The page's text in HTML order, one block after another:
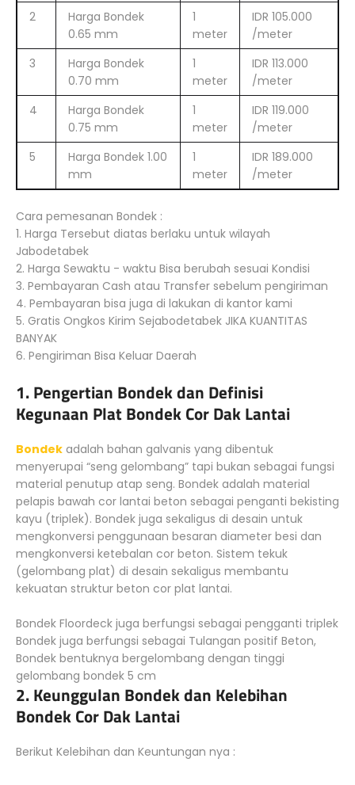
2
Harga Bondek
0.65 mm
1
meter
IDR 105.000
/meter
3
Harga Bondek
0.70 mm
1
meter
IDR 113.000
/meter
4
Harga Bondek
0.75 mm
1
meter
IDR 119.000
/meter
5
Harga Bondek 1.00
mm
1
meter
IDR 189.000
/meter
Cara pemesanan Bondek :
1. Harga Tersebut diatas berlaku untuk wilayah
Jabodetabek
2. Harga Sewaktu - waktu Bisa berubah sesuai Kondisi
3. Pembayaran Cash atau Transfer sebelum pengiriman
4. Pembayaran bisa juga di lakukan di kantor kami
5. Gratis Ongkos Kirim Sejabodetabek JIKA KUANTITAS
BANYAK
6. Pengiriman Bisa Keluar Daerah
1. Pengertian Bondek dan Definisi
Kegunaan Plat Bondek Cor Dak Lantai
Bondek adalah bahan galvanis yang dibentuk
menyerupai “seng gelombang” tapi bukan sebagai fungsi
material penutup atap seng. Bondek adalah material
pelapis bawah cor lantai beton sebagai penganti bekisting
kayu (triplek). Bondek juga sekaligus di desain untuk
mengkonversi penggunaan besaran diameter besi dan
mengkonversi ketebalan cor beton. Sistem tekuk
(gelombang plat) di desain sekaligus membantu
kekuatan struktur beton cor plat lantai.
Bondek Floordeck juga berfungsi sebagai pengganti triplek
Bondek juga berfungsi sebagai Tulangan positif Beton,
Bondek bentuknya bergelombang dengan tinggi
gelombang bondek 5 cm
2. Keunggulan Bondek dan Kelebihan
Bondek Cor Dak Lantai
Berikut Kelebihan dan Keuntungan nya :